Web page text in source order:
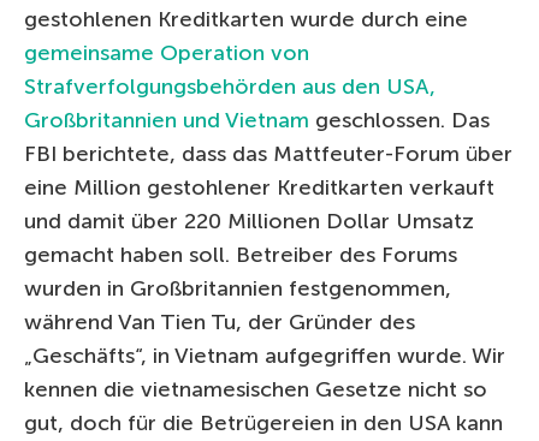
gestohlenen Kreditkarten wurde durch eine
gemeinsame Operation von
Strafverfolgungsbehörden aus den USA,
Großbritannien und Vietnam geschlossen. Das
FBI berichtete, dass das Mattfeuter-Forum über
eine Million gestohlener Kreditkarten verkauft
und damit über 220 Millionen Dollar Umsatz
gemacht haben soll. Betreiber des Forums
wurden in Großbritannien festgenommen,
während Van Tien Tu, der Gründer des
„Geschäfts“, in Vietnam aufgegriffen wurde. Wir
kennen die vietnamesischen Gesetze nicht so
gut, doch für die Betrügereien in den USA kann